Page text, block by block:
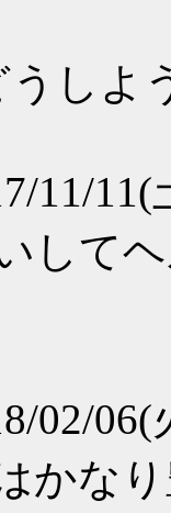
うしよ
11/11(
して
02/06(
かな